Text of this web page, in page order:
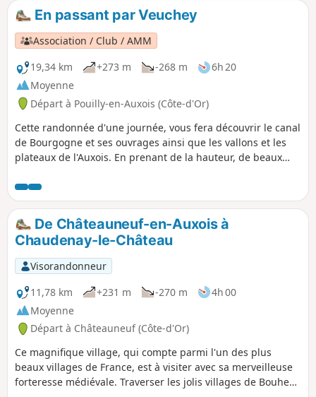
En passant par Veuchey
Association / Club / AMM
19,34 km
+273 m -268 m
6h 20
Moyenne
Départ à Pouilly-en-Auxois (Côte-d'Or)
Cette randonnée d'une journée, vous fera découvrir le canal
de Bourgogne et ses ouvrages ainsi que les vallons et les
plateaux de l'Auxois. En prenant de la hauteur, de beaux
De Châteauneuf-en-Auxois à
Chaudenay-le-Château
Visorandonneur
11,78 km
+231 m -270 m
4h 00
Moyenne
Départ à Châteauneuf (Côte-d'Or)
Ce magnifique village, qui compte parmi l'un des plus
beaux villages de France, est à visiter avec sa merveilleuse
forteresse médiévale. Traverser les jolis villages de Bouhey